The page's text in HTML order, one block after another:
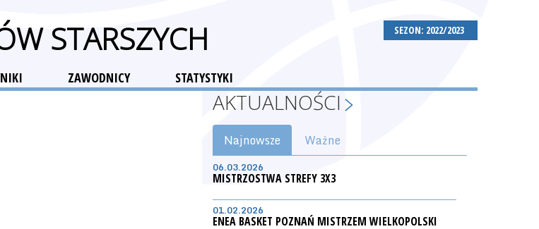
SEZON: 2022/2023
STARSZYCH
ZAWODNICY STATYSTYKI
AKTUALNOŚCI
Najnowsze Ważne
06.03.2026
MISTRZOSTWA STREFY 3X3
01.02.2026
ENEA BASKET POZNAŃ MISTRZEM WIELKOPOLSKI